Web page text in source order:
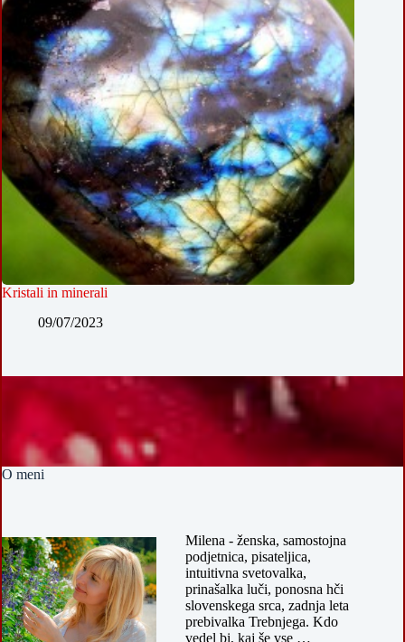
Kristali in minerali
09/07/2023
O meni
Milena - ženska, samostojna
podjetnica, pisateljica,
intuitivna svetovalka,
prinašalka luči, ponosna hči
slovenskega srca, zadnja leta
prebivalka Trebnjega. Kdo
vedel bi, kaj še vse …